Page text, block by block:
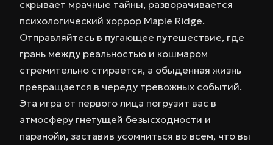
скрывает мрачные тайны, разворачивается
психологический хоррор Maple Ridge.
Отправляйтесь в пугающее путешествие, где
грань между реальностью и кошмаром
стремительно стирается, а обыденная жизнь
превращается в череду тревожных событий.
Эта игра от первого лица погрузит вас в
атмосферу гнетущей безысходности и
паранойи, заставив усомниться во всем, что вы